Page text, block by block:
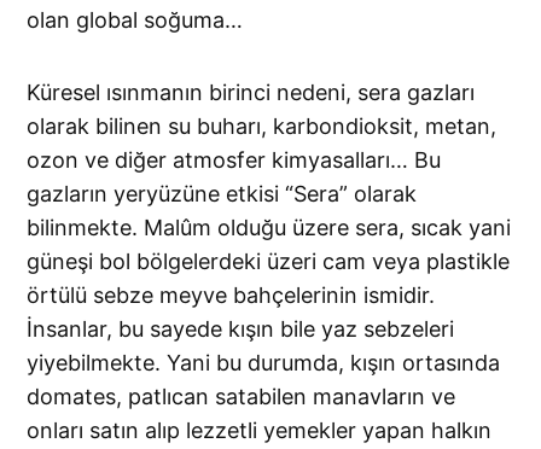
olan global soğuma…
Küresel ısınmanın birinci nedeni, sera gazları
olarak bilinen su buharı, karbondioksit, metan,
ozon ve diğer atmosfer kimyasalları… Bu
gazların yeryüzüne etkisi “Sera” olarak
bilinmekte. Malûm olduğu üzere sera, sıcak yani
güneşi bol bölgelerdeki üzeri cam veya plastikle
örtülü sebze meyve bahçelerinin ismidir.
İnsanlar, bu sayede kışın bile yaz sebzeleri
yiyebilmekte. Yani bu durumda, kışın ortasında
domates, patlıcan satabilen manavların ve
onları satın alıp lezzetli yemekler yapan halkın